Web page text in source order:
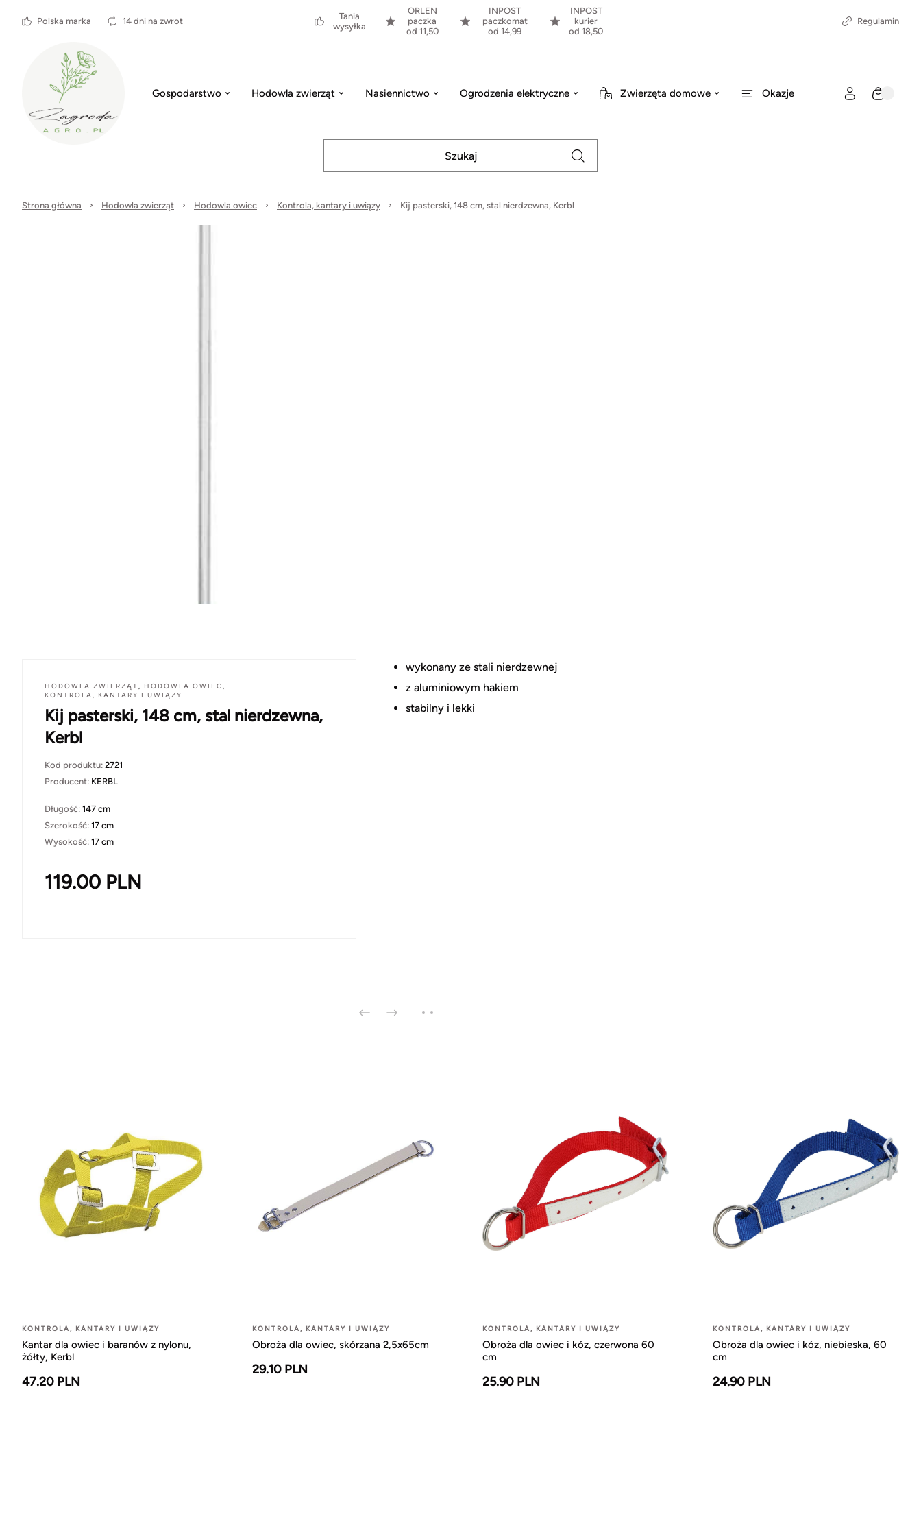
Polska marka 14 dni na zwrot
Tania
wysyłka
ORLEN
paczka
od 11,50
INPOST
paczkomat
od 14,99
INPOST
kurier
od 18,50
Regulamin
Gospodarstwo Hodowla zwierząt Nasiennictwo Ogrodzenia elektryczne Zwierzęta domowe Okazje
Strona główna Hodowla zwierząt Hodowla owiec Kontrola, kantary i uwiązy Kij pasterski, 148 cm, stal nierdzewna, Kerbl
HODOWLA ZWIERZĄT, HODOWLA OWIEC,
KONTROLA, KANTARY I UWIĄZY
Kij pasterski, 148 cm, stal nierdzewna,
Kerbl
Kod produktu: 2721
Producent: KERBL
Długość: 147 cm
Szerokość: 17 cm
Wysokość: 17 cm
119.00 PLN
wykonany ze stali nierdzewnej
z aluminiowym hakiem
stabilny i lekki
KONTROLA, KANTARY I UWIĄZY
Kantar dla owiec i baranów z nylonu,
żółty, Kerbl
47.20 PLN
KONTROLA, KANTARY I UWIĄZY
Obroża dla owiec, skórzana 2,5x65cm
29.10 PLN
KONTROLA, KANTARY I UWIĄZY
Obroża dla owiec i kóz, czerwona 60
cm
25.90 PLN
KONTROLA, KANTARY I UWIĄZY
Obroża dla owiec i kóz, niebieska, 60
cm
24.90 PLN